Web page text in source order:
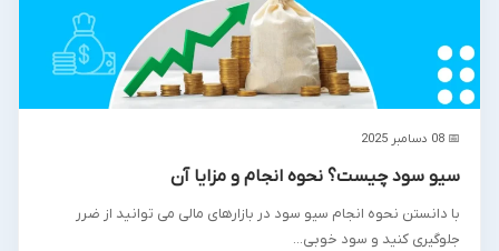
📅 08 دسامبر 2025
سیو سود چیست؟ نحوه انجام و مزایا آن
با دانستن نحوه انجام سیو سود در بازارهای مالی می توانید از ضرر
جلوگیری کنید و سود خوبی...